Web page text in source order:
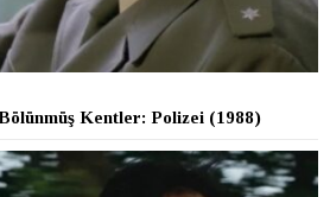
Bölünmüş Kentler: Polizei (1988)